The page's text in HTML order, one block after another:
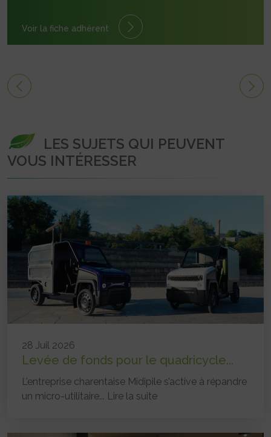
Voir la fiche adhérent
LES SUJETS QUI PEUVENT
VOUS INTÉRESSER
28 Juil 2026
Levée de fonds pour le quadricycle...
L’entreprise charentaise Midipile s’active à répandre
un micro-utilitaire... Lire la suite